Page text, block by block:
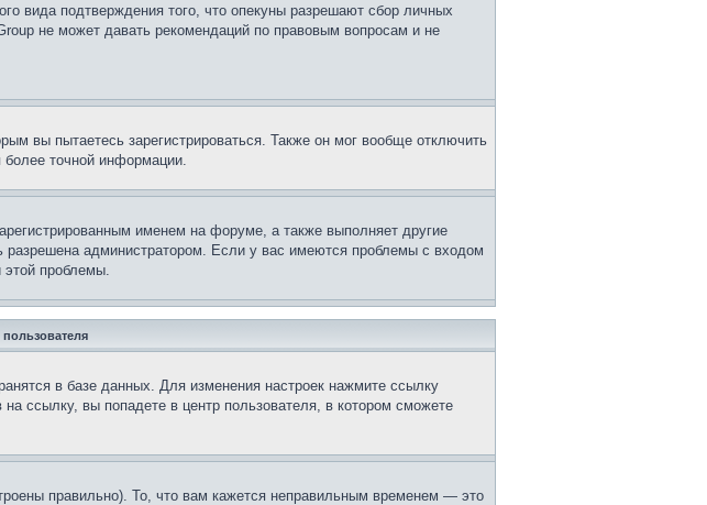
вида подтверждения того, что опекуны разрешают сбор личных
не может давать рекомендаций по правовым вопросам и не
вы пытаетесь зарегистрироваться. Также он мог вообще отключить
более точной информации.
именем на форуме, а также выполняет другие
разрешена администратором. Если у вас имеются проблемы с входом
проблемы.
в базе данных. Для изменения настроек нажмите ссылку
ссылку, вы попадете в центр пользователя, в котором сможете
правильно). То, что вам кажется неправильным временем — это